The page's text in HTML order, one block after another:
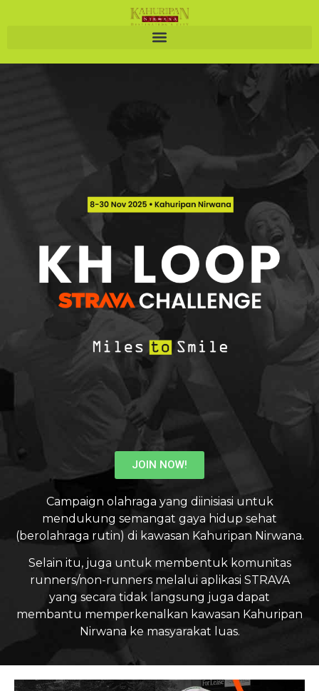
JOIN NOW!
Campaign olahraga yang diinisiasi untuk
mendukung semangat gaya hidup sehat
(berolahraga rutin) di kawasan Kahuripan Nirwana.
Selain itu, juga untuk membentuk komunitas
runners/non-runners melalui aplikasi STRAVA
yang secara tidak langsung juga dapat
membantu memperkenalkan kawasan Kahuripan
Nirwana ke masyarakat luas.